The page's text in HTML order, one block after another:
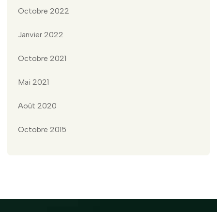
Octobre 2022
Janvier 2022
Octobre 2021
Mai 2021
Août 2020
Octobre 2015